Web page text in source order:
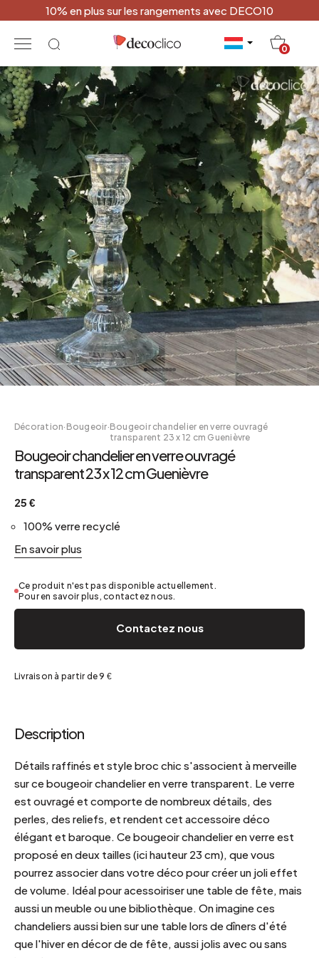
10% en plus sur les rangements avec DECO10
0
Décoration· Bougeoir·Bougeoir chandelier en verre ouvragé
transparent 23 x 12 cm Guenièvre
Bougeoir chandelier en verre ouvragé
transparent 23 x 12 cm Guenièvre
25 €
100% verre recyclé
En savoir plus
Ce produit n'est pas disponible actuellement.
Pour en savoir plus, contactez nous.
Contactez nous
Livraison à partir de 9 €
Description
Détails raffinés et style broc chic s'associent à merveille
sur ce bougeoir chandelier en verre transparent. Le verre
est ouvragé et comporte de nombreux détails, des
perles, des reliefs, et rendent cet accessoire déco
élégant et baroque. Ce bougeoir chandelier en verre est
proposé en deux tailles (ici hauteur 23 cm), que vous
pourrez associer dans votre déco pour créer un joli effet
de volume. Idéal pour acessoiriser une table de fête, mais
aussi un meuble ou une bibliothèque. On imagine ces
chandeliers aussi bien sur une table lors de dîners d'été
que l'hiver en décor de de fête, aussi jolis avec ou sans